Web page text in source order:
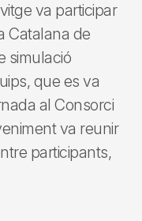
va participar
Catalana de
simulació
que es va
al Consorci
va reunir
participants,